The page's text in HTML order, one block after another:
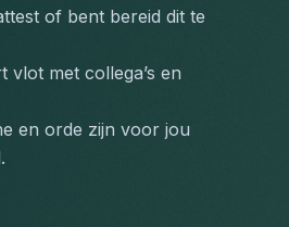
of bent bereid dit te
vlot met collega’s en
en orde zijn voor jou